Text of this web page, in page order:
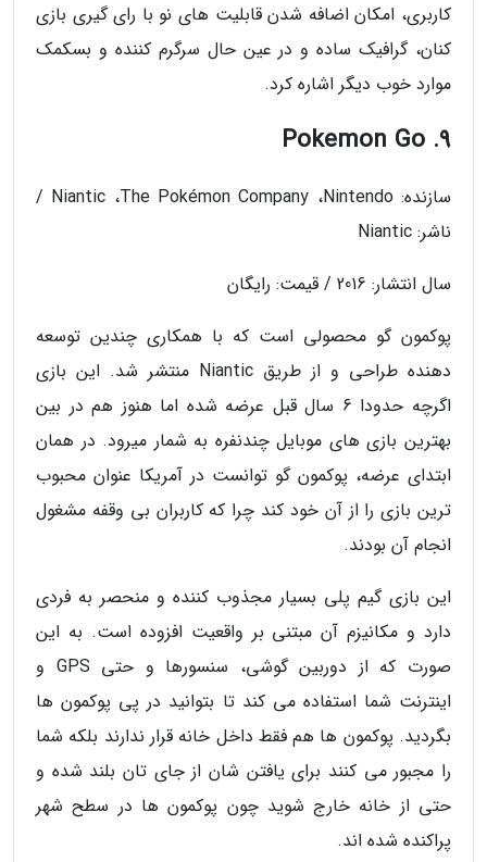
کاربری، امکان اضافه شدن قابلیت های نو با رای گیری بازی
کنان، گرافیک ساده و در عین حال سرگرم کننده و بسکمک
موارد خوب دیگر اشاره کرد.
9. Pokemon Go
سازنده: Niantic ،The Pokémon Company ،Nintendo /
ناشر: Niantic
سال انتشار: 2016 / قیمت: رایگان
پوکمون گو محصولی است که با همکاری چندین توسعه
دهنده طراحی و از طریق Niantic منتشر شد. این بازی
اگرچه حدودا 6 سال قبل عرضه شده اما هنوز هم در بین
بهترین بازی های موبایل چندنفره به شمار میرود. در همان
ابتدای عرضه، پوکمون گو توانست در آمریکا عنوان محبوب
ترین بازی را از آن خود کند چرا که کاربران بی وقفه مشغول
انجام آن بودند.
این بازی گیم پلی بسیار مجذوب کننده و منحصر به فردی
دارد و مکانیزم آن مبتنی بر واقعیت افزوده است. به این
صورت که از دوربین گوشی، سنسورها و حتی GPS و
اینترنت شما استفاده می کند تا بتوانید در پی پوکمون ها
بگردید. پوکمون ها هم فقط داخل خانه قرار ندارند بلکه شما
را مجبور می کنند برای یافتن شان از جای تان بلند شده و
حتی از خانه خارج شوید چون پوکمون ها در سطح شهر
پراکنده شده اند.